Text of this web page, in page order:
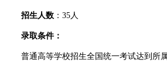
招生人数 ：35人
录取条件：
普通高等学校招生全国统一考试达到所属